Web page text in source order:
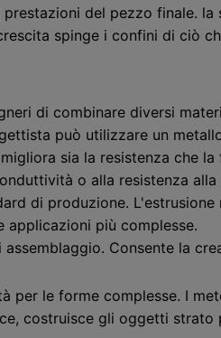
del pezzo finale.
spinge i confini di ciò
di combinare diversi
può utilizzare un
sia la resistenza che la
o alla resistenza
di produzione.
applicazioni più complesse.
Consente la
le forme complesse. I
costruisce gli oggetti